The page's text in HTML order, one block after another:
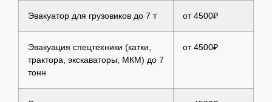
Эвакуатор для грузовиков до 7 т от 4500₽
Эвакуация спецтехники (катки,
трактора, экскаваторы, МКМ) до 7
тонн
от 4500₽